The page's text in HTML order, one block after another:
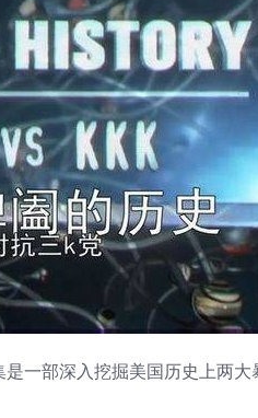
一部深入挖掘美国历史上两